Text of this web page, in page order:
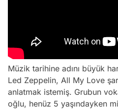
Müzik tarihine adını büyük
Led Zeppelin, All My Love
anlatmak istemiş. Grubun
oğlu, henüz 5 yaşındayken